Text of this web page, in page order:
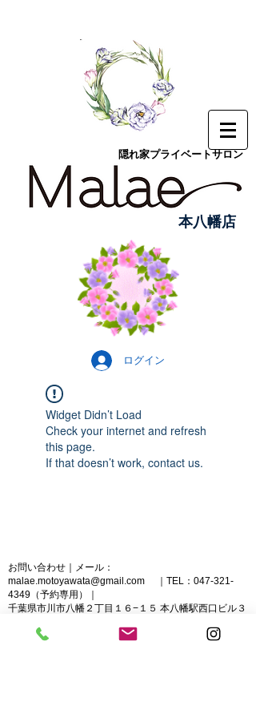
隠れ家プライベートサロン
本八幡店
ログイン
Widget Didn’t Load
Check your internet and refresh
this page.
If that doesn’t work, contact us.
​お問い合わせ｜メール：
malae.motoyawata@gmail.com ｜TEL：047-321-
4349（予約専用）｜
千葉県市川市八幡２丁目１６−１５ 本八幡駅西口ビル３
© 2024 by The Health Spa. （著作権表示の例）